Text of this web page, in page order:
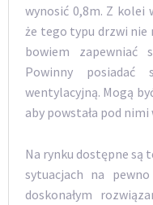
wynosić 0,8m. Z kolei
że tego typu drzwi nie
bowiem zapewniać
Powinny
wentylacyjną. Mogą
aby powstała pod
Na rynku dostępne są
sytuacjach na
doskonałym